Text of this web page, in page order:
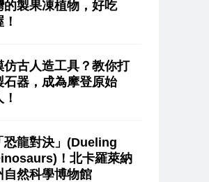
的製果凍植物，好吃
仿古人造工具？教你打
石器，成為摩登原始
！
恐龍對決」(Dueling
！北卡羅萊納
自然科學博物館